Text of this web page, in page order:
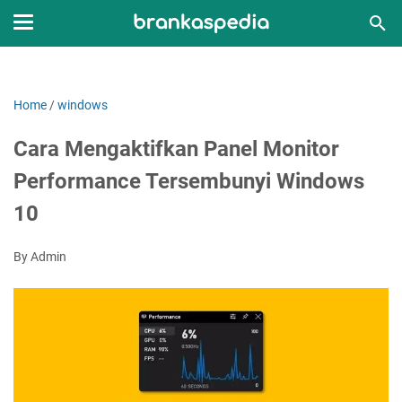
Home /windows
Cara Mengaktifkan Panel Monitor
Performance Tersembunyi Windows
10
By Admin